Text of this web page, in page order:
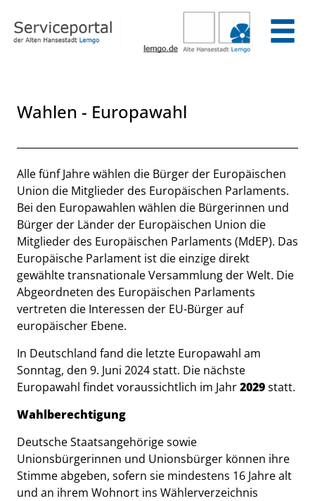
Wahlen - Europawahl
Beschreibung
Alle fünf Jahre wählen die Bürger der Europäischen
Union die Mitglieder des Europäischen Parlaments.
Bei den Europawahlen wählen die Bürgerinnen und
Bürger der Länder der Europäischen Union die
Mitglieder des Europäischen Parlaments (MdEP). Das
Europäische Parlament ist die einzige direkt
gewählte transnationale Versammlung der Welt. Die
Abgeordneten des Europäischen Parlaments
vertreten die Interessen der EU-Bürger auf
europäischer Ebene.
In Deutschland fand die letzte Europawahl am
Sonntag, den 9. Juni 2024 statt. Die nächste
Europawahl findet voraussichtlich im Jahr2029statt.
Wahlberechtigung
Deutsche Staatsangehörige sowie
Unionsbürgerinnen und Unionsbürger können ihre
Stimme abgeben, sofern sie mindestens 16 Jahre alt
und an ihrem Wohnort ins Wählerverzeichnis